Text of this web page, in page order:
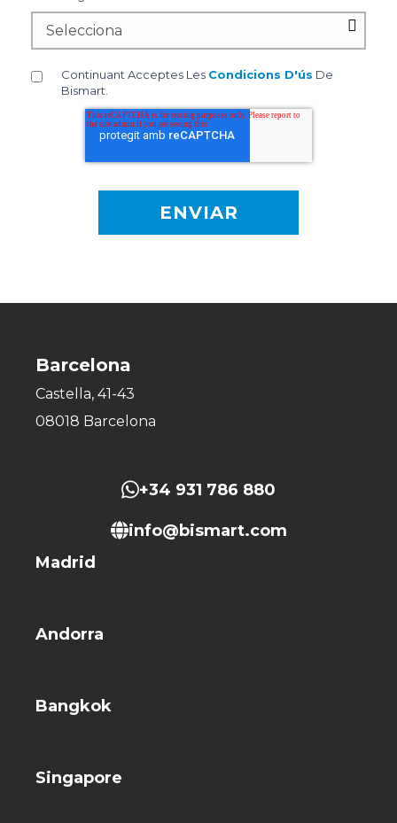
Continuant Acceptes Les Condicions D'ús De
Bismart.
Barcelona
Castella, 41-43
08018 Barcelona
+34 931 786 880
info@bismart.com
Madrid
Andorra
Bangkok
Singapore